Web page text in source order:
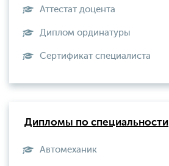
Аттестат доцента
Диплом ординатуры
Сертификат специалиста
Дипломы по специальности
Автомеханик